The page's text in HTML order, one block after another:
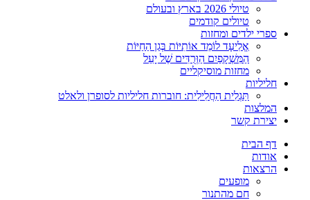
טיולי 2026 בארץ ובעולם
טיולים קודמים
ספרי ילדים ומחזות
אֱלִיעָד לוֹמֵד אוֹתִיּוֹת בְּגַן הַחַיּוֹת
הַמִּשְׁקָפַיִם הַוְּרֻדִּים שֶׁל יָעֵל
מחזות מוסיקליים
חליליות
תַּגְלִית הַחֲלִילִית: חוברות חליליות לסופרן ולאלט
המלצות
יצירת קשר
דף הבית
אודות
הרצאות
מופעים
חם מהתנור